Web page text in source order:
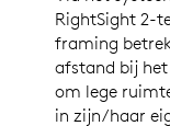
RightSight 2-
framing
afstand bij het
om lege
in zijn/haar